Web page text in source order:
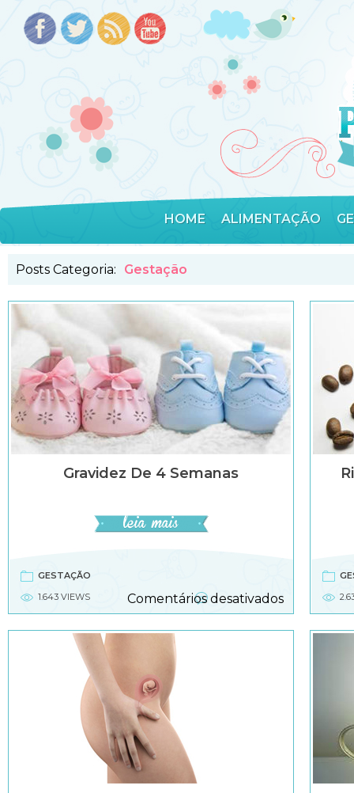
HOME ALIMENTAÇÃO
Posts Categoria: Gestação
Gravidez De 4 Semanas
GESTAÇÃO
1.643 VIEWS
Comentários desativadosem
Gravidez
de